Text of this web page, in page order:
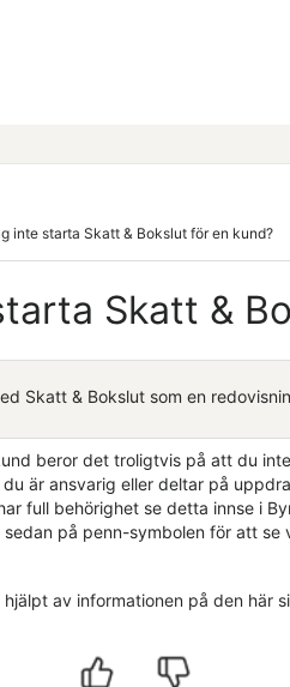
inte starta Skatt & Bokslut för en kund?
Skatt &
Skatt & Bokslut som en
beror det troligtvis på att du
är ansvarig eller deltar på
full behörighet se detta innse i
på penn-symbolen för att
hjälpt av informationen på den här